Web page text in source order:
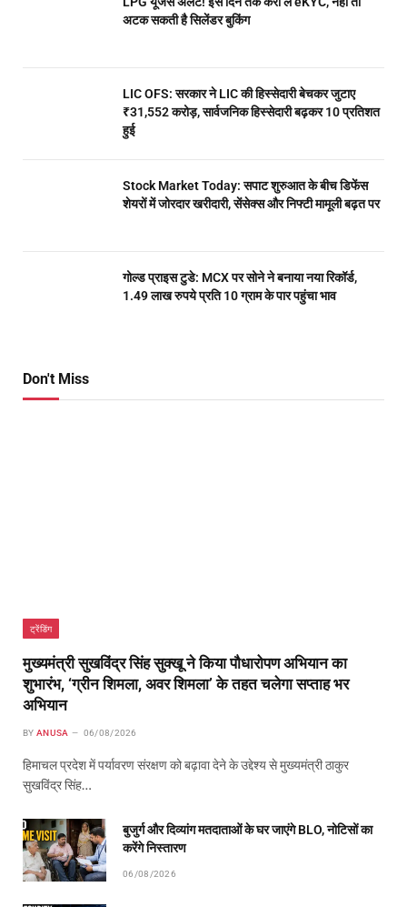
अटक सकती है सिलेंडर बुकिंग
LIC OFS: सरकार ने LIC की हिस्सेदारी बेचकर जुटाए
₹31,552 करोड़, सार्वजनिक हिस्सेदारी बढ़कर 10 प्रतिशत
हुई
Stock Market Today: सपाट शुरुआत के बीच डिफेंस
शेयरों में जोरदार खरीदारी, सेंसेक्स और निफ्टी मामूली बढ़त पर
गोल्ड प्राइस टुडे: MCX पर सोने ने बनाया नया रिकॉर्ड,
1.49 लाख रुपये प्रति 10 ग्राम के पार पहुंचा भाव
Don't Miss
ट्रेंडिंग
मुख्यमंत्री सुखविंद्र सिंह सुक्खू ने किया पौधारोपण अभियान का
शुभारंभ, ‘ग्रीन शिमला, अवर शिमला’ के तहत चलेगा सप्ताह भर
अभियान
BY ANUSA 06/08/2026
हिमाचल प्रदेश में पर्यावरण संरक्षण को बढ़ावा देने के उद्देश्य से मुख्यमंत्री ठाकुर
सुखविंद्र सिंह…
बुजुर्ग और दिव्यांग मतदाताओं के घर जाएंगे BLO, नोटिसों का
करेंगे निस्तारण
06/08/2026